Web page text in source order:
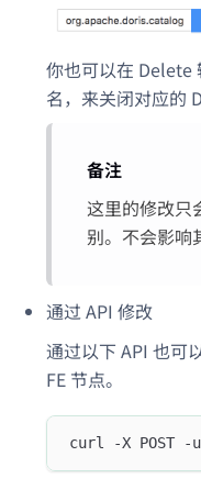
你也可以在 Delete
名，来关闭对应的
备注
这里的修改只
别。不会影响
通过 API 修改
通过以下 API 也可
FE 节点。
curl -X POST -